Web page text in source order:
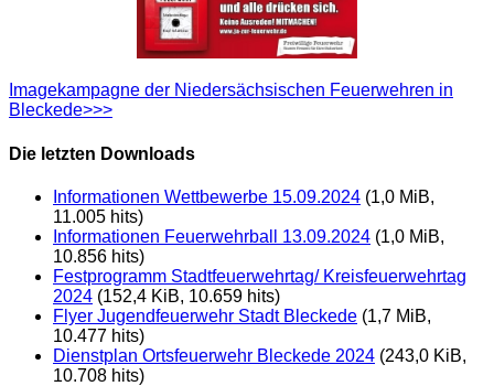
Imagekampagne der Niedersächsischen Feuerwehren in
Bleckede>>>
Die letzten Downloads
Informationen Wettbewerbe 15.09.2024 (1,0 MiB,
11.005 hits)
Informationen Feuerwehrball 13.09.2024 (1,0 MiB,
10.856 hits)
Festprogramm Stadtfeuerwehrtag/ Kreisfeuerwehrtag
2024 (152,4 KiB, 10.659 hits)
Flyer Jugendfeuerwehr Stadt Bleckede (1,7 MiB,
10.477 hits)
Dienstplan Ortsfeuerwehr Bleckede 2024 (243,0 KiB,
10.708 hits)